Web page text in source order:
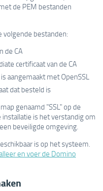
de PEM bestanden
volgende bestanden:
de CA
certificaat van de CA
aangemaakt met OpenSSL
dat besteld is
genaamd "SSL" op de
is het verstandig om
beveiligde omgeving.
is op het systeem.
en voer de Domino